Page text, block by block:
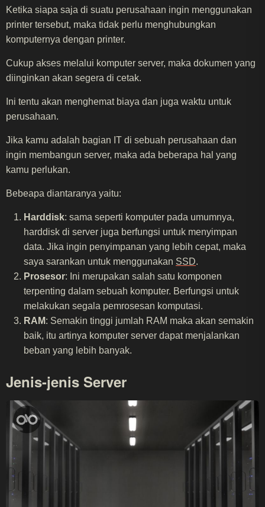
Ketika siapa saja di suatu perusahaan ingin menggunakan
printer tersebut, maka tidak perlu menghubungkan
komputernya dengan printer.
Cukup akses melalui komputer server, maka dokumen yang
diinginkan akan segera di cetak.
Ini tentu akan menghemat biaya dan juga waktu untuk
perusahaan.
Jika kamu adalah bagian IT di sebuah perusahaan dan
ingin membangun server, maka ada beberapa hal yang
kamu perlukan.
Bebeapa diantaranya yaitu:
Harddisk: sama seperti komputer pada umumnya,
harddisk di server juga berfungsi untuk menyimpan
data. Jika ingin penyimpanan yang lebih cepat, maka
saya sarankan untuk menggunakan SSD.
Prosesor: Ini merupakan salah satu komponen
terpenting dalam sebuah komputer. Berfungsi untuk
melakukan segala pemrosesan komputasi.
RAM: Semakin tinggi jumlah RAM maka akan semakin
baik, itu artinya komputer server dapat menjalankan
beban yang lebih banyak.
Jenis-jenis Server